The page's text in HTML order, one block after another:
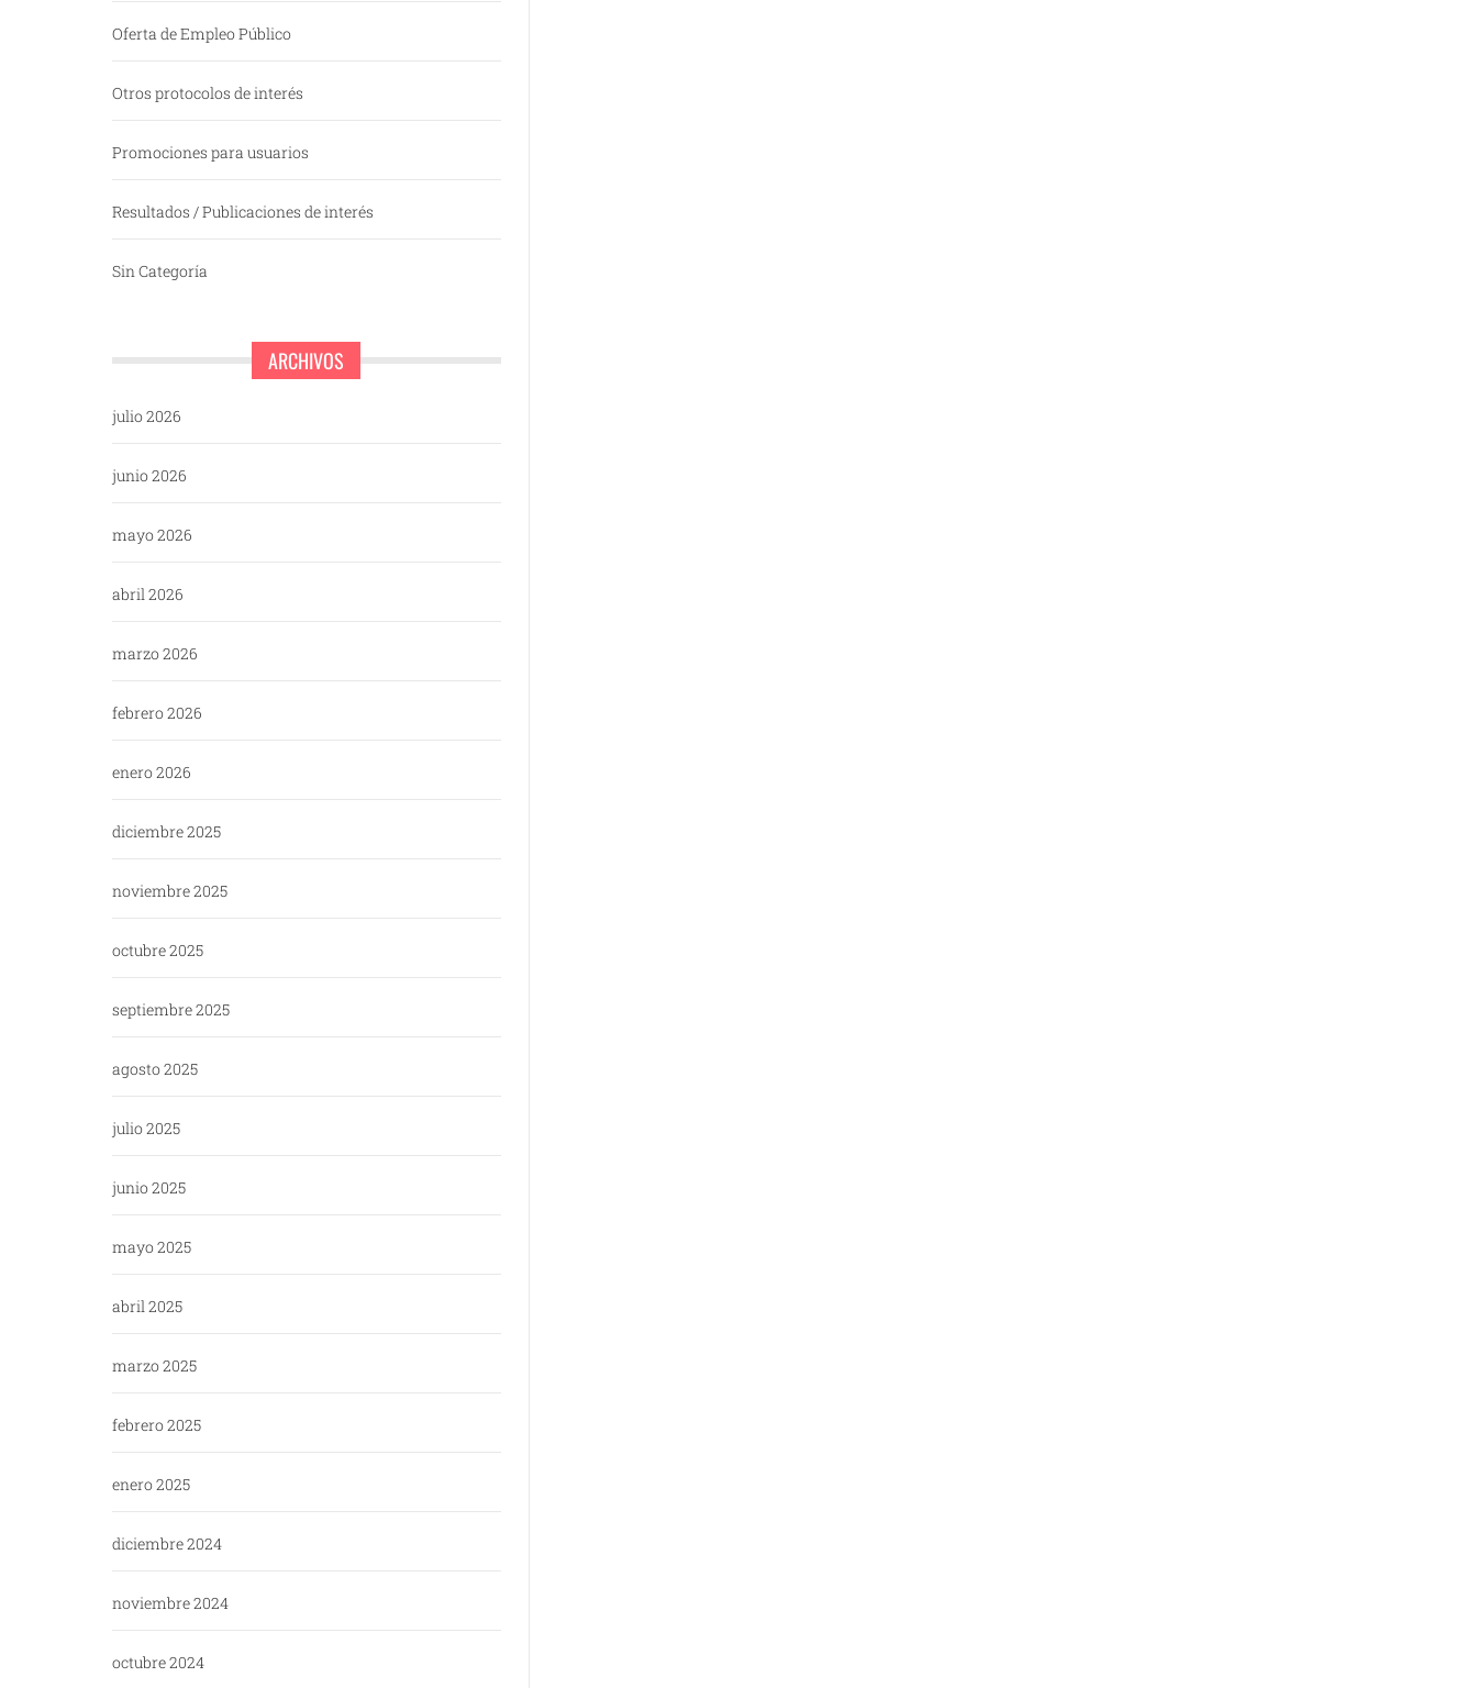
Oferta de Empleo Público
Otros protocolos de interés
Promociones para usuarios
Resultados / Publicaciones de interés
Sin Categoría
ARCHIVOS
julio 2026
junio 2026
mayo 2026
abril 2026
marzo 2026
febrero 2026
enero 2026
diciembre 2025
noviembre 2025
octubre 2025
septiembre 2025
agosto 2025
julio 2025
junio 2025
mayo 2025
abril 2025
marzo 2025
febrero 2025
enero 2025
diciembre 2024
noviembre 2024
octubre 2024